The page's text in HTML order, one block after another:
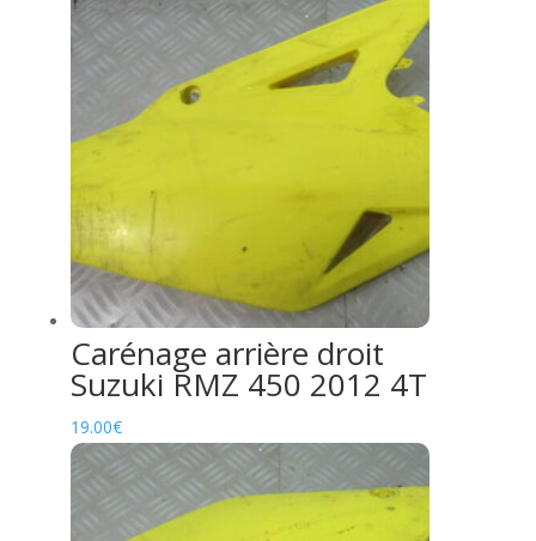
Carénage arrière droit
Suzuki RMZ 450 2012 4T
19.00€